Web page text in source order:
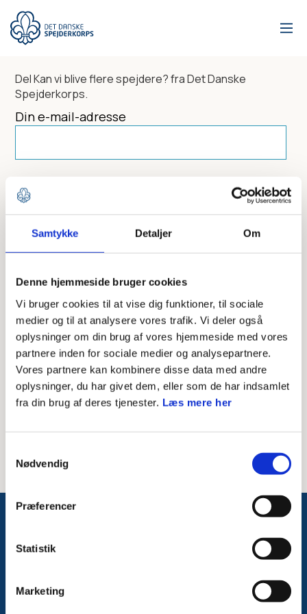
Samtykke Detaljer Om
Denne hjemmeside bruger cookies
Vi bruger cookies til at vise dig funktioner, til sociale
medier og til at analysere vores trafik. Vi deler også
oplysninger om din brug af vores hjemmeside med vores
partnere inden for sociale medier og analysepartnere.
Vores partnere kan kombinere disse data med andre
oplysninger, du har givet dem, eller som de har indsamlet
fra din brug af deres tjenester. Læs mere her
Nødvendig
Præferencer
Statistik
Marketing
hovedindhold
DelKan vi blive flere spejdere?fra Det Danske
Spejderkorps.
Din e-mail-adresse
Dit navn
Skriv modtagerens mailadresse
Besked til modtager